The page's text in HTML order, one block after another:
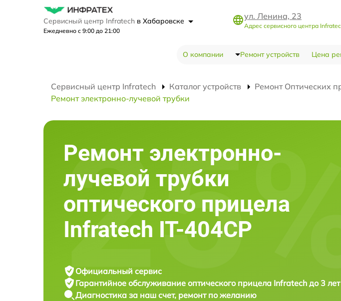
Сервисный центр Infratech в Хабаровске
Ежедневно с 9:00 до 21:00
ул. Ленина, 23
Адрес сервисного центра
О компании Ремонт устройств Цена
Сервисный центр Infratech Каталог устройств Ремонт Оптических
Ремонт электронно-лучевой трубки
Ремонт электронно-
лучевой трубки
оптического прицела
Infratech IT-404CP
Официальный сервис
Гарантийное обслуживание оптического прицела Infratech до 3 лет
Диагностика за наш счет, ремонт по желанию